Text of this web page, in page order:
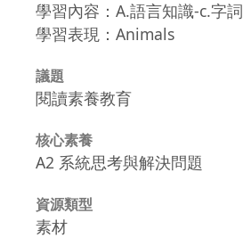
學習內容：A.語言知識-c.字詞
學習表現：Animals
議題
閱讀素養教育
核心素養
A2 系統思考與解決問題
資源類型
素材